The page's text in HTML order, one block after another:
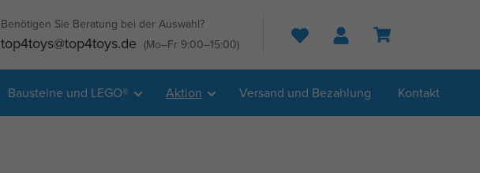
Benötigen Sie Beratung bei der Auswahl?
top4toys@top4toys.de (Mo–Fr 9:00–15:00) Suche
Bausteine und LEGO® Aktion Versand und Bezahlung Kontakt